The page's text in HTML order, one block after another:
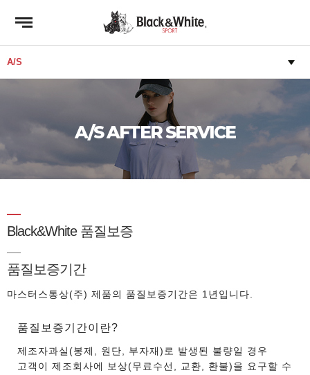
A/S AFTER SERVICE
Black&White 품질보증
품질보증기간
마스터스통상(주) 제품의 품질보증기간은 1년입니다.
품질보증기간이란?
제조자과실(봉제, 원단, 부자재)로 발생된 불량일 경우
고객이 제조회사에 보상(무료수선, 교환, 환불)을 요구할 수